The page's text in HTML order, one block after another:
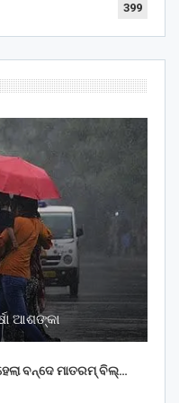
399
ଆଶଙ୍କା
ବନ୍ଦେ ମାତରମ୍‌ ବିଲ୍‌…